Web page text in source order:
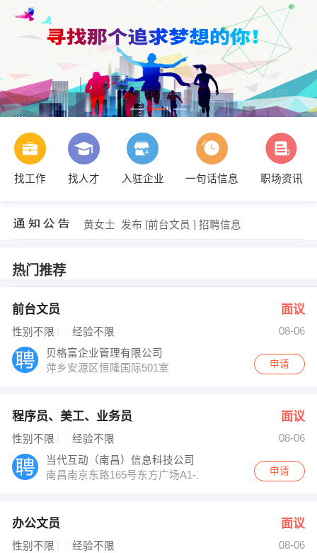
找工作 找人才 入驻企业 一句话信息 职场资讯
段女士 发布 [防腐涂料学徒 ] 招聘信息
【广药阁（萍乡）医药有限公司】 强势入驻
【江西亚欣激光智能装备有限公司】 强势入驻
【欣河信息技术有限公司】 强势入驻
黄女士 发布 [前台文员 ] 招聘信息
热门推荐
前台文员 面议
性别不限 经验不限
08-06
贝格富企业管理有限公司
萍乡安源区恒隆国际501室
申请
程序员、美工、业务员 面议
性别不限 经验不限
08-06
当代互动（南昌）信息科技公司
南昌南京东路165号东方广场A1-11F东区
申请
办公文员 面议
性别不限 经验不限
08-06